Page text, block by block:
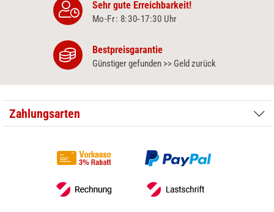
Sehr gute Erreichbarkeit!
Mo-Fr: 8:30‑17:30 Uhr
Bestpreisgarantie
Günstiger gefunden >> Geld zurück
Zahlungsarten